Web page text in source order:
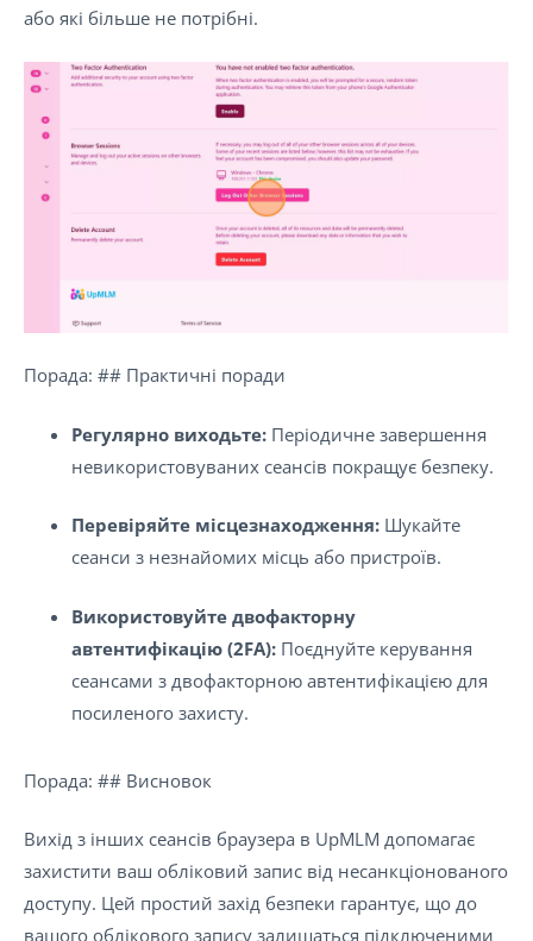
або які більше не потрібні.
Порада: ## Практичні поради
Регулярно виходьте: Періодичне завершення
невикористовуваних сеансів покращує безпеку.
Перевіряйте місцезнаходження: Шукайте
сеанси з незнайомих місць або пристроїв.
Використовуйте двофакторну
автентифікацію (2FA): Поєднуйте керування
сеансами з двофакторною автентифікацією для
посиленого захисту.
Порада: ## Висновок
Вихід з інших сеансів браузера в UpMLM допомагає
захистити ваш обліковий запис від несанкціонованого
доступу. Цей простий захід безпеки гарантує, що до
вашого облікового запису залишаться підключеними